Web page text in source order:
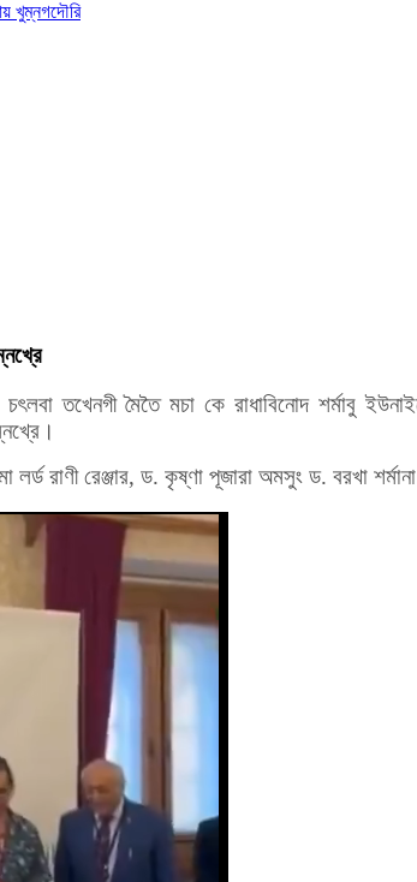
খুম্নগদৌরি
চৎলবা তখেনগী মৈতৈ মচা কে রাধাবিনোদ শর্মাবু
রাণী রেঞ্জার, ড. কৃষ্ণা পূজারা অমসুং ড. বরখা